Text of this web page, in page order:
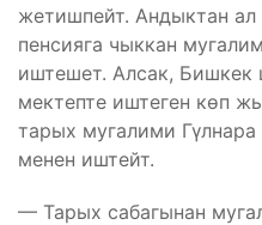
жетишпейт. Андыктан
пенсияга чыккан
иштешет. Алсак,
мектепте иштеген көп
тарых мугалими
менен иштейт.
— Тарых сабагынан